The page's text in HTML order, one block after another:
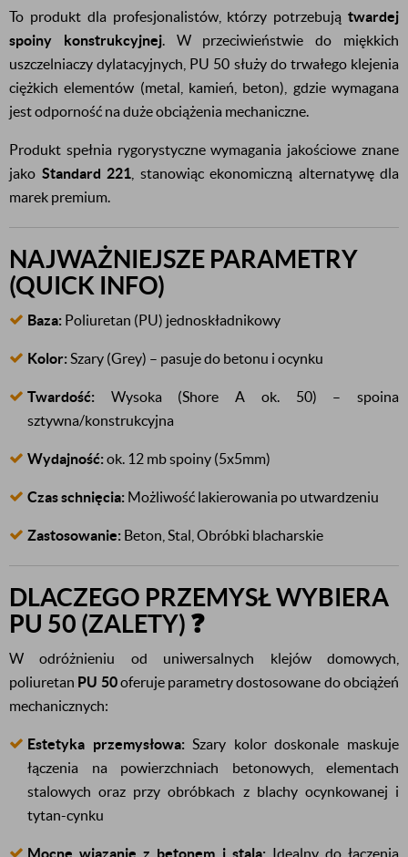
To produkt dla profesjonalistów, którzy potrzebują twardej
spoiny konstrukcyjnej. W przeciwieństwie do miękkich
uszczelniaczy dylatacyjnych, PU 50 służy do trwałego klejenia
ciężkich elementów (metal, kamień, beton), gdzie wymagana
jest odporność na duże obciążenia mechaniczne.
Produkt spełnia rygorystyczne wymagania jakościowe znane
jako Standard 221 , stanowiąc ekonomiczną alternatywę dla
marek premium.
NAJWAŻNIEJSZE PARAMETRY
(QUICK INFO)
Baza: Poliuretan (PU) jednoskładnikowy
Kolor:Szary (Grey) – pasuje do betonu i ocynku
Twardość: Wysoka (Shore A ok. 50) – spoina
sztywna/konstrukcyjna
Wydajność:ok. 12 mb spoiny (5x5mm)
Czas schnięcia: Możliwość lakierowania po utwardzeniu
Zastosowanie: Beton, Stal, Obróbki blacharskie
DLACZEGO PRZEMYSŁ WYBIERA
PU 50 (ZALETY) ❓
W odróżnieniu od uniwersalnych klejów domowych,
poliuretan PU 50oferuje parametry dostosowane do obciążeń
mechanicznych:
Estetyka przemysłowa:Szary kolor doskonale maskuje
łączenia na powierzchniach betonowych, elementach
stalowych oraz przy obróbkach z blachy ocynkowanej i
tytan-cynku
Mocne wiązanie z betonem i stalą:Idealny do łączenia